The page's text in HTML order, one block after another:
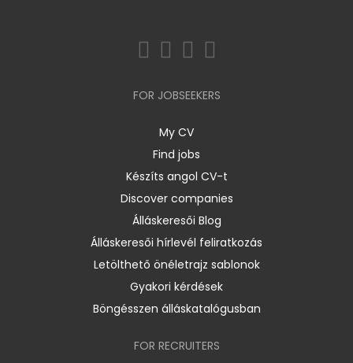
FOR JOBSEEKERS
My CV
Find jobs
Készíts angol CV-t
Discover companies
Álláskeresői Blog
Álláskeresői hírlevél feliratkozás
Letölthető önéletrajz sablonok
Gyakori kérdések
Böngésszen álláskatalógusban
FOR RECRUITERS